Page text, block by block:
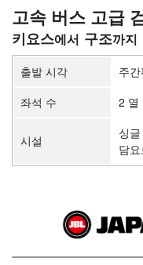
고속 버스 고급
키요스 구조
출발 시각 주간
좌석 수
2 열
시설 싱
담요